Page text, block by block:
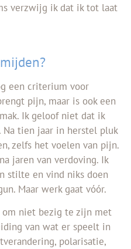
verzwijg ik dat ik tot laat
een criterium voor
pijn, maar is ook een
Ik geloof niet dat ik
tien jaar in herstel pluk
zelfs het voelen van pijn.
jaren van verdoving. Ik
stilte en vind niks doen
Maar werk gaat vóór.
om niet bezig te zijn met
van wat er speelt in
polarisatie,